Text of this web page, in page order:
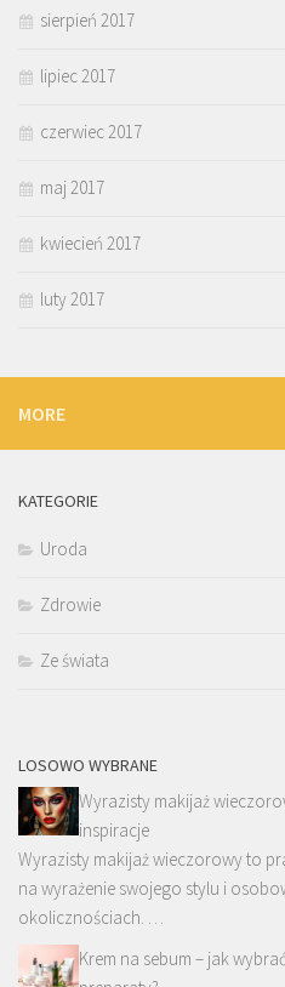
sierpień 2017
lipiec 2017
czerwiec 2017
maj 2017
kwiecień 2017
luty 2017
MORE
KATEGORIE
Uroda
Zdrowie
Ze świata
LOSOWO WYBRANE
Wyrazisty makijaż
inspiracje
Wyrazisty makijaż wieczorowy to
na wyrażenie swojego stylu i
okolicznościach. …
Krem na sebum – jak